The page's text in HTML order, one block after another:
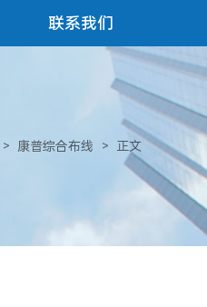
联系我们
> 康普综合布线 > 正文